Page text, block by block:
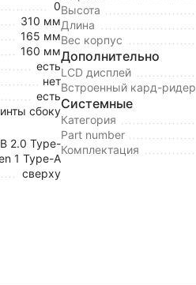
0
310 мм
165 мм
160 мм
есть
нет
есть
сбоку
2.0 Type-
1 Type-A
сверху
Высота
Длина
Вес корпус
Дополнительно
LCD дисплей
Встроенный кард-ридер
Системные
Категория
Part number
Комплектация